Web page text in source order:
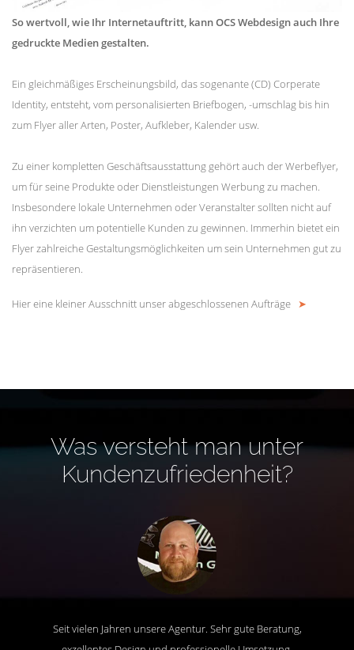
So wertvoll, wie Ihr Internetauftritt, kann OCS Webdesign auch Ihre
gedruckte Medien gestalten.
Ein gleichmäßiges Erscheinungsbild, das sogenante (CD) Corperate
Identity, entsteht, vom personalisierten Briefbogen, -umschlag bis hin
zum Flyer aller Arten, Poster, Aufkleber, Kalender usw.
Zu einer kompletten Geschäftsausstattung gehört auch der Werbeflyer,
um für seine Produkte oder Dienstleistungen Werbung zu machen.
Insbesondere lokale Unternehmen oder Veranstalter sollten nicht auf
ihn verzichten um potentielle Kunden zu gewinnen. Immerhin bietet ein
Flyer zahlreiche Gestaltungsmöglichkeiten um sein Unternehmen gut zu
repräsentieren.
Hier eine kleiner Ausschnitt unser abgeschlossenen Aufträge ➤
Was versteht man unter
Kundenzufriedenheit?
Seit vielen Jahren unsere Agentur. Sehr gute Beratung,